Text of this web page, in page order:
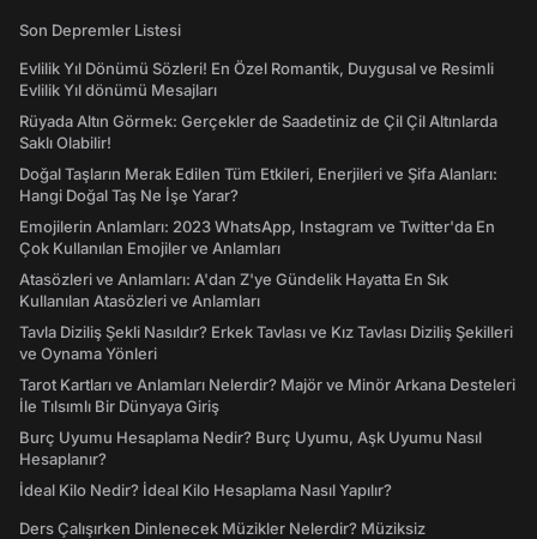
Son Depremler Listesi
Evlilik Yıl Dönümü Sözleri! En Özel Romantik, Duygusal ve Resimli
Evlilik Yıl dönümü Mesajları
Rüyada Altın Görmek: Gerçekler de Saadetiniz de Çil Çil Altınlarda
Saklı Olabilir!
Doğal Taşların Merak Edilen Tüm Etkileri, Enerjileri ve Şifa Alanları:
Hangi Doğal Taş Ne İşe Yarar?
Emojilerin Anlamları: 2023 WhatsApp, Instagram ve Twitter'da En
Çok Kullanılan Emojiler ve Anlamları
Atasözleri ve Anlamları: A'dan Z'ye Gündelik Hayatta En Sık
Kullanılan Atasözleri ve Anlamları
Tavla Diziliş Şekli Nasıldır? Erkek Tavlası ve Kız Tavlası Diziliş Şekilleri
ve Oynama Yönleri
Tarot Kartları ve Anlamları Nelerdir? Majör ve Minör Arkana Desteleri
İle Tılsımlı Bir Dünyaya Giriş
Burç Uyumu Hesaplama Nedir? Burç Uyumu, Aşk Uyumu Nasıl
Hesaplanır?
İdeal Kilo Nedir? İdeal Kilo Hesaplama Nasıl Yapılır?
Ders Çalışırken Dinlenecek Müzikler Nelerdir? Müziksiz